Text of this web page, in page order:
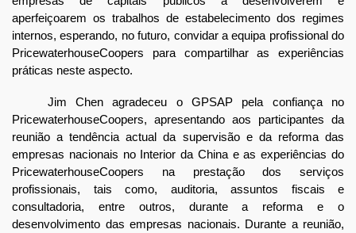
aperfeiçoarem os trabalhos de estabelecimento dos regimes
internos, esperando, no futuro, convidar a equipa profissional do
PricewaterhouseCoopers para compartilhar as experiências
práticas neste aspecto.
Jim Chen agradeceu o GPSAP pela confiança no
PricewaterhouseCoopers, apresentando aos participantes da
reunião a tendência actual da supervisão e da reforma das
empresas nacionais no Interior da China e as experiências do
PricewaterhouseCoopers na prestação dos serviços
profissionais, tais como, auditoria, assuntos fiscais e
consultadoria, entre outros, durante a reforma e o
desenvolvimento das empresas nacionais. Durante a reunião,